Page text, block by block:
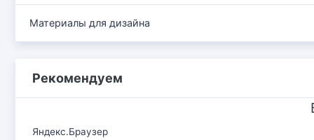
Материалы для дизайна
Рекомендуем
Яндекс.Браузер